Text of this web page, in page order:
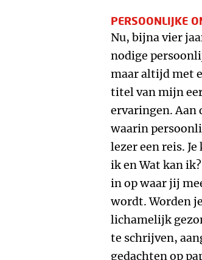
PERSOONLIJKE
Nu, bijna vier
nodige
maar altijd met
titel van mijn
ervaringen. Aan
waarin
lezer een reis.
ik en Wat kan
in op waar jij
wordt. Worden
lichamelijk
te schrijven,
gedachten op